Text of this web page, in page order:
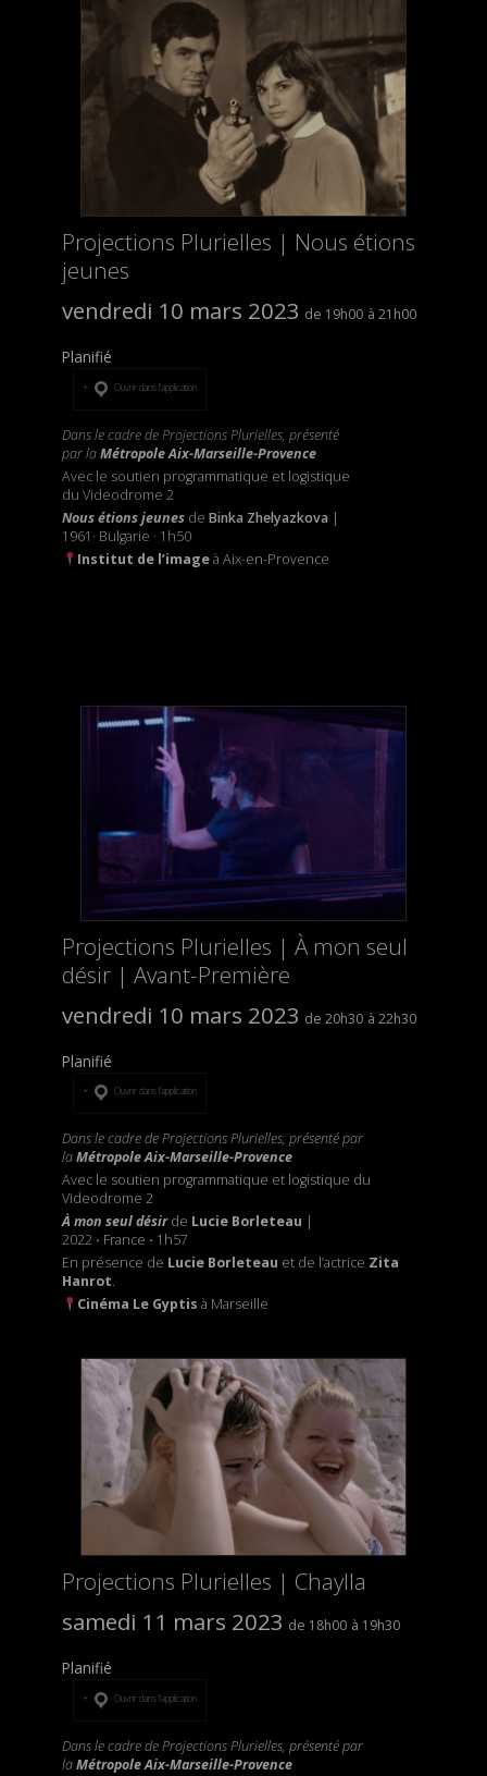
Projections Plurielles | Nous étions
jeunes
vendredi 10 mars 2023
19h00 21h00
Planifié
Ouvrir dans l’application
Dans le cadre de Projections Plurielles, présenté
par laMétropole Aix-Marseille-Provence
Avec le soutien programmatique et logistique
du Videodrome 2
Nous étions jeunes de Binka Zhelyazkova |
1961· Bulgarie · 1h50
Institut de l’imageà Aix-en-Provence
Projections Plurielles | À mon seul
désir | Avant-Première
vendredi 10 mars 2023
20h30 22h30
Planifié
Ouvrir dans l’application
Dans le cadre de Projections Plurielles, présenté par
laMétropole Aix-Marseille-Provence
Avec le soutien programmatique et logistique du
Videodrome 2
À mon seul désirde Lucie Borleteau
2022· France · 1h57
En présence de Lucie Borleteau et de l’actrice Zita
Hanrot.
Cinéma Le Gyptisà Marseille
Projections Plurielles | Chaylla
samedi 11 mars 2023
18h00 19h30
Planifié
Ouvrir dans l’application
Dans le cadre de Projections Plurielles, présenté par
laMétropole Aix-Marseille-Provence